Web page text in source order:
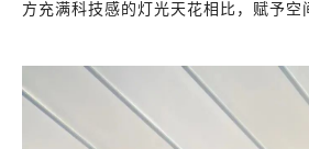
方充满科技感的灯光天花相比，赋予空